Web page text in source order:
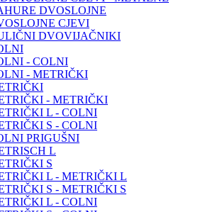
DVOSLOJNE
CJEVI
DVOVIJAČNIKI
- COLNI
- METRIČKI
- METRIČKI
L - COLNI
S - COLNI
PRIGUŠNI
L
S
L - METRIČKI L
S - METRIČKI S
L - COLNI